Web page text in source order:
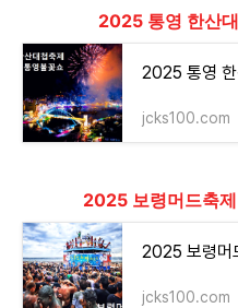
2025 통영 한산
jcks100.com
2025 보령머드축
jcks100.com